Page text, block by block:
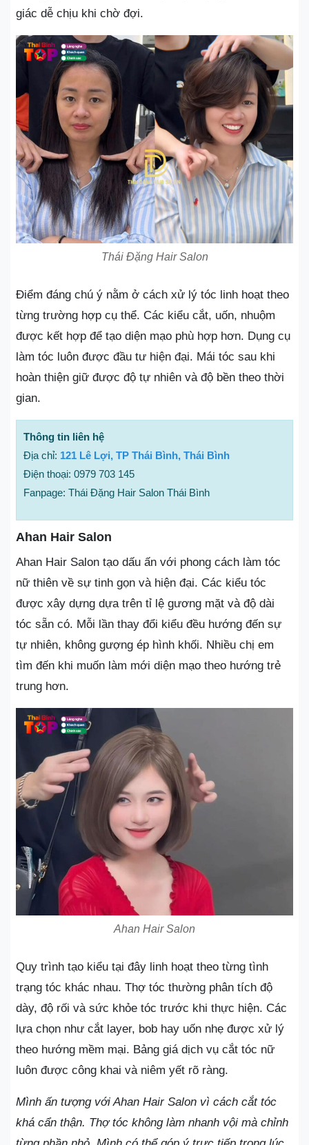
giác dễ chịu khi chờ đợi.
Thái Đặng Hair Salon
Điểm đáng chú ý nằm ở cách xử lý tóc linh hoạt theo
từng trường hợp cụ thể. Các kiểu cắt, uốn, nhuộm
được kết hợp để tạo diện mạo phù hợp hơn. Dụng cụ
làm tóc luôn được đầu tư hiện đại. Mái tóc sau khi
hoàn thiện giữ được độ tự nhiên và độ bền theo thời
gian.
Thông tin liên hệ
Địa chỉ: 121 Lê Lợi, TP Thái Bình, Thái Bình
Điện thoại: 0979 703 145
Fanpage: Thái Đặng Hair Salon Thái Bình
Ahan Hair Salon
Ahan Hair Salon tạo dấu ấn với phong cách làm tóc
nữ thiên về sự tinh gọn và hiện đại. Các kiểu tóc
được xây dựng dựa trên tỉ lệ gương mặt và độ dài
tóc sẵn có. Mỗi lần thay đổi kiểu đều hướng đến sự
tự nhiên, không gượng ép hình khối. Nhiều chị em
tìm đến khi muốn làm mới diện mạo theo hướng trẻ
trung hơn.
Ahan Hair Salon
Quy trình tạo kiểu tại đây linh hoạt theo từng tình
trạng tóc khác nhau. Thợ tóc thường phân tích độ
dày, độ rối và sức khỏe tóc trước khi thực hiện. Các
lựa chọn như cắt layer, bob hay uốn nhẹ được xử lý
theo hướng mềm mại. Bảng giá dịch vụ cắt tóc nữ
luôn được công khai và niêm yết rõ ràng.
Mình ấn tượng với Ahan Hair Salon vì cách cắt tóc
khá cẩn thận. Thợ tóc không làm nhanh vội mà chỉnh